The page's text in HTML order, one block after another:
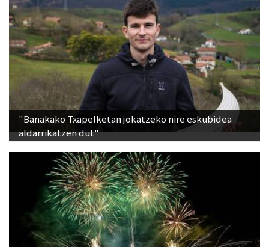
"Banakako Txapelketan jokatzeko nire eskubidea
aldarrikatzen dut"